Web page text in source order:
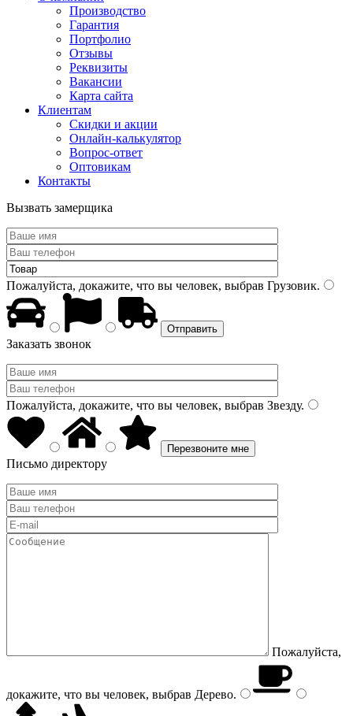
Производство
Гарантия
Портфолио
Отзывы
Реквизиты
Вакансии
Карта сайта
Клиентам
Скидки и акции
Онлайн-калькулятор
Вопрос-ответ
Оптовикам
Контакты
Вызвать замерщика
Пожалуйста, докажите, что вы человек, выбрав Грузовик.
Заказать звонок
Пожалуйста, докажите, что вы человек, выбрав Звезду.
Письмо директору
Пожалуйста,
докажите, что вы человек, выбрав Дерево.